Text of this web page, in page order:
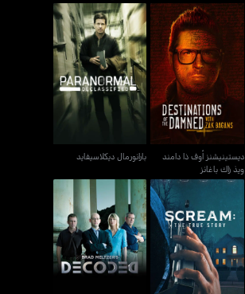
ديستينيشنز أوف ذا دامند
ويذ زاك باغانز
ديستينيشنز أوف ذا دامند
ويذ زاك باغانز
بارانورمال ديكلاسيفايد
بارانورمال ديكلاسيفايد
سكريم: ذا ترو ستوري براد ميلتزرز ديكودد